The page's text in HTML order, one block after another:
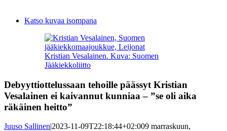
Katso kuvaa isompana
Kristian Vesalainen. Kuva: Suomen
Jääkiekkoliitto
Debyyttiottelussaan tehoille päässyt Kristian
Vesalainen ei kaivannut kunniaa – ”se oli aika
räkäinen heitto”
Juuso Sallinen|2023-11-09T22:18:44+02:009 marraskuun,